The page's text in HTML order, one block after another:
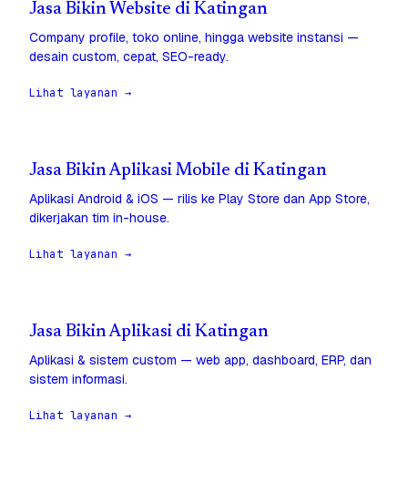
Jasa Bikin Website di Katingan
Company profile, toko online, hingga website instansi —
desain custom, cepat, SEO-ready.
Lihat layanan →
Jasa Bikin Aplikasi Mobile di Katingan
Aplikasi Android & iOS — rilis ke Play Store dan App Store,
dikerjakan tim in-house.
Lihat layanan →
Jasa Bikin Aplikasi di Katingan
Aplikasi & sistem custom — web app, dashboard, ERP, dan
sistem informasi.
Lihat layanan →